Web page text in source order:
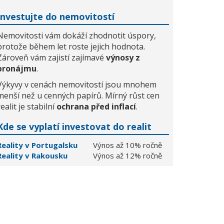
do nemovitostí
vám dokáží zhodnotit úspory,
během let roste jejich hodnota.
vám zajistí zajímavé výnosy z
.
v cenách nemovitostí jsou mnohem
než u cenných papírů. Mírný růst cen
je stabilníochrana před inflací.
se vyplatí investovat do realit
v Portugalsku
Výnos až 10% ročně
v Rakousku
Výnos až 12% ročně